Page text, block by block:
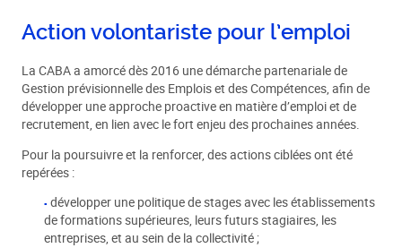
Action volontariste pour l’emploi
La CABA a amorcé dès 2016 une démarche partenariale de
Gestion prévisionnelle des Emplois et des Compétences, afin de
développer une approche proactive en matière d’emploi et de
recrutement, en lien avec le fort enjeu des prochaines années.
Pour la poursuivre et la renforcer, des actions ciblées ont été
repérées :
développer une politique de stages avec les établissements
de formations supérieures, leurs futurs stagiaires, les
entreprises, et au sein de la collectivité ;